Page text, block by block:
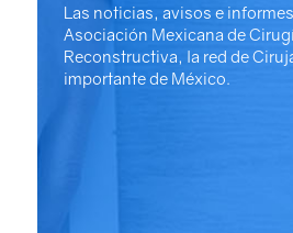
Las noticias, avisos e
Asociación Mexicana de
Reconstructiva, la red de
importante de México.